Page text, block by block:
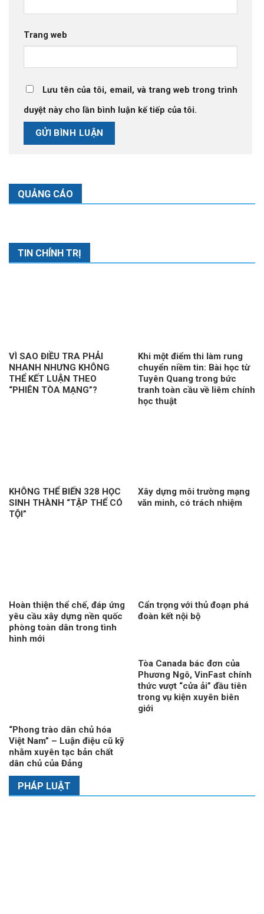
Trang web
Lưu tên của tôi, email, và trang web trong trình
duyệt này cho lần bình luận kế tiếp của tôi.
QUẢNG CÁO
TIN CHÍNH TRỊ
VÌ SAO ĐIỀU TRA PHẢI
NHANH NHƯNG KHÔNG
THỂ KẾT LUẬN THEO
“PHIÊN TÒA MẠNG”?
Khi một điểm thi làm rung
chuyển niềm tin: Bài học từ
Tuyên Quang trong bức
tranh toàn cầu về liêm chính
học thuật
KHÔNG THỂ BIẾN 328 HỌC
SINH THÀNH “TẬP THỂ CÓ
TỘI”
Xây dựng môi trường mạng
văn minh, có trách nhiệm
Hoàn thiện thể chế, đáp ứng
yêu cầu xây dựng nền quốc
phòng toàn dân trong tình
hình mới
Cẩn trọng với thủ đoạn phá
đoàn kết nội bộ
“Phong trào dân chủ hóa
Việt Nam” – Luận điệu cũ kỹ
nhằm xuyên tạc bản chất
dân chủ của Đảng
Tòa Canada bác đơn của
Phương Ngô, VinFast chính
thức vượt “cửa ải” đầu tiên
trong vụ kiện xuyên biên
giới
PHÁP LUẬT